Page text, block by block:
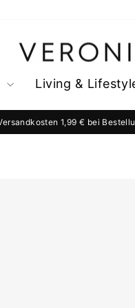
Living &
1,99 € bei